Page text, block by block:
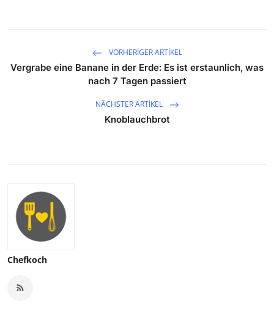
VORHERIGER ARTIKEL
Vergrabe eine Banane in der Erde: Es ist erstaunlich, was
nach 7 Tagen passiert
NÄCHSTER ARTIKEL
Knoblauchbrot
Chefkoch